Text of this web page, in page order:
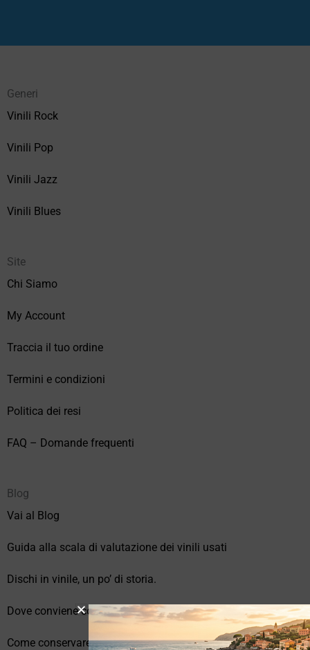
Generi
Vinili Rock
Vinili Pop
Vinili Jazz
Vinili Blues
Site
Chi Siamo
My Account
Traccia il tuo ordine
Termini e condizioni
Politica dei resi
FAQ – Domande frequenti
Blog
Vai al Blog
Guida alla scala di valutazione dei vinili usati
Dischi in vinile, un po’ di storia.
Dove conviene comprare vinili online?
Come conservare correttamente i vinili usati